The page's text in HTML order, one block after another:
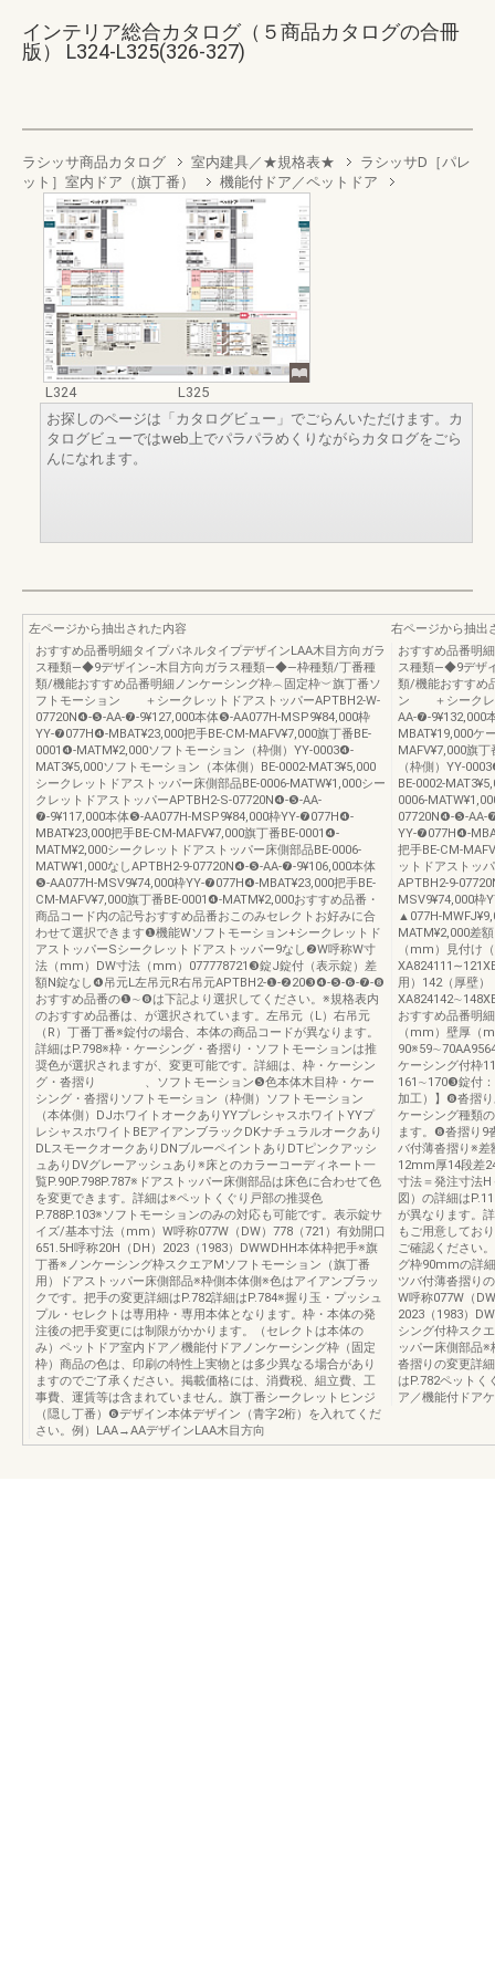
インテリア総合カタログ（５商品カタログの合冊
版） L324-L325(326-327)
ラシッサ商品カタログ 室内建具／★規格表★
ラシッサD［パレ
ット］室内ドア（旗丁番）
機能付ドア／ペットドア
L324
L325
お探しのページは「カタログビュー」でごらんいただけます。カ
タログビューではweb上でパラパラめくりながらカタログをごら
んになれます。
左ページから抽出された内容
おすすめ品番明細タイプパネルタイプデザインLAA木目方向ガラ
ス種類―◆9デザイン−木目方向ガラス種類―◆―枠種類/丁番種
類/機能おすすめ品番明細ノンケーシング枠︵固定枠︶旗丁番ソ
フトモーション ＋シークレットドアストッパーAPTBH2-W-
07720N❹-❺-AA-❼-9¥127,000本体❺-AA077H-MSP9¥84,000枠
YY-❼077H❹-MBAT¥23,000把手BE-CM-MAFV¥7,000旗丁番BE-
0001❹-MATM¥2,000ソフトモーション（枠側）YY-0003❹-
MAT3¥5,000ソフトモーション（本体側）BE-0002-MAT3¥5,000
シークレットドアストッパー床側部品BE-0006-MATW¥1,000シー
クレットドアストッパーAPTBH2-S-07720N❹-❺-AA-
❼-9¥117,000本体❺-AA077H-MSP9¥84,000枠YY-❼077H❹-
MBAT¥23,000把手BE-CM-MAFV¥7,000旗丁番BE-0001❹-
MATM¥2,000シークレットドアストッパー床側部品BE-0006-
MATW¥1,000なしAPTBH2-9-07720N❹-❺-AA-❼-9¥106,000本体
❺-AA077H-MSV9¥74,000枠YY-❼077H❹-MBAT¥23,000把手BE-
CM-MAFV¥7,000旗丁番BE-0001❹-MATM¥2,000おすすめ品番・
商品コード内の記号おすすめ品番おこのみセレクトお好みに合
わせて選択できます❶機能Wソフトモーション+シークレットド
アストッパーSシークレットドアストッパー9なし❷W呼称W寸
法（mm）DW寸法（mm）077778721❸錠J錠付（表示錠）差
額N錠なし❹吊元L左吊元R右吊元APTBH2-❶-❷20❸❹-❺-❻-❼-❽
おすすめ品番の❶∼❽は下記より選択してください。※規格表内
のおすすめ品番は、が選択されています。左吊元（L）右吊元
（R）丁番丁番※錠付の場合、本体の商品コードが異なります。
詳細はP.798※枠・ケーシング・沓摺り・ソフトモーションは推
奨色が選択されますが、変更可能です。詳細は、枠・ケーシン
グ・沓摺り 、ソフトモーション❺色本体木目枠・ケー
シング・沓摺りソフトモーション（枠側）ソフトモーション
（本体側）DJホワイトオークありYYプレシャスホワイトYYプ
レシャスホワイトBEアイアンブラックDKナチュラルオークあり
DLスモークオークありDNブルーペイントありDTピンクアッシ
ュありDVグレーアッシュあり※床とのカラーコーディネート一
覧P.90P.798P.787※ドアストッパー床側部品は床色に合わせて色
を変更できます。詳細は※ペットくぐり戸部の推奨色
P.788P.103※ソフトモーションのみの対応も可能です。表示錠サ
イズ/基本寸法（mm）W呼称077W（DW）778（721）有効開口
651.5H呼称20H（DH）2023（1983）DWWDHH本体枠把手※旗
丁番※ノンケーシング枠スクエアMソフトモーション（旗丁番
用）ドアストッパー床側部品※枠側本体側※色はアイアンブラッ
クです。把手の変更詳細はP.782詳細はP.784※握り玉・プッシュ
プル・セレクトは専用枠・専用本体となります。枠・本体の発
注後の把手変更には制限がかかります。（セレクトは本体の
み）ペットドア室内ドア／機能付ドアノンケーシング枠（固定
枠）商品の色は、印刷の特性上実物とは多少異なる場合があり
ますのでご了承ください。掲載価格には、消費税、組立費、工
事費、運賃等は含まれていません。旗丁番シークレットヒンジ
（隠し丁番）❻デザイン本体デザイン（青字2桁）を入れてくだ
さい。例）LAA→AAデザインLAA木目方向
右ページから抽出
おすすめ品番明
ス種類―◆9デザ
類/機能おすすめ
ン ＋シークレ
AA-❼-9¥132,000
MBAT¥19,000ケ
MAFV¥7,000旗
（枠側）YY-
BE-0002-
0006-
07720N❹-❺-AA-
YY-❼077H❹-
把手BE-CM-
ットドアストッ
APTBH2-9-
MSV9¥74,000枠
▲077H-
MATM¥2,000差
（mm）見付け
用）142（厚壁）
おすすめ品番明
（mm）壁厚（
ケーシング付枠
161∼170❸錠付：
加工）】❽沓摺り
ケーシング種類
ます。❽沓摺り9
バ付薄沓摺り※差
12mm厚14段差
寸法＝発注寸法
図）の詳細は
が異なります。
もご用意してお
ご確認ください
グ枠90mmの詳
ツバ付薄沓摺り
W呼称077W（
2023（1983）
シング付枠スク
ッパー床側部品
沓摺りの変更詳
はP.782ペットく
ア／機能付ドア